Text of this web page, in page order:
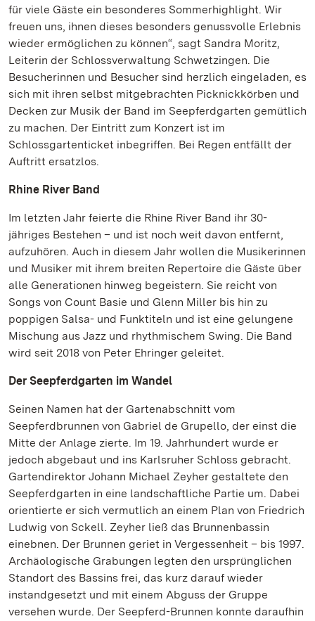
für viele Gäste ein besonderes Sommerhighlight. Wir
freuen uns, ihnen dieses besonders genussvolle Erlebnis
wieder ermöglichen zu können“, sagt Sandra Moritz,
Leiterin der Schlossverwaltung Schwetzingen. Die
Besucherinnen und Besucher sind herzlich eingeladen, es
sich mit ihren selbst mitgebrachten Picknickkörben und
Decken zur Musik der Band im Seepferdgarten gemütlich
zu machen. Der Eintritt zum Konzert ist im
Schlossgartenticket inbegriffen. Bei Regen entfällt der
Auftritt ersatzlos.
Rhine River Band
Im letzten Jahr feierte die Rhine River Band ihr 30-
jähriges Bestehen – und ist noch weit davon entfernt,
aufzuhören. Auch in diesem Jahr wollen die Musikerinnen
und Musiker mit ihrem breiten Repertoire die Gäste über
alle Generationen hinweg begeistern. Sie reicht von
Songs von Count Basie und Glenn Miller bis hin zu
poppigen Salsa- und Funktiteln und ist eine gelungene
Mischung aus Jazz und rhythmischem Swing. Die Band
wird seit 2018 von Peter Ehringer geleitet.
Der Seepferdgarten im Wandel
Seinen Namen hat der Gartenabschnitt vom
Seepferdbrunnen von Gabriel de Grupello, der einst die
Mitte der Anlage zierte. Im 19. Jahrhundert wurde er
jedoch abgebaut und ins Karlsruher Schloss gebracht.
Gartendirektor Johann Michael Zeyher gestaltete den
Seepferdgarten in eine landschaftliche Partie um. Dabei
orientierte er sich vermutlich an einem Plan von Friedrich
Ludwig von Sckell. Zeyher ließ das Brunnenbassin
einebnen. Der Brunnen geriet in Vergessenheit – bis 1997.
Archäologische Grabungen legten den ursprünglichen
Standort des Bassins frei, das kurz darauf wieder
instandgesetzt und mit einem Abguss der Gruppe
versehen wurde. Der Seepferd-Brunnen konnte daraufhin